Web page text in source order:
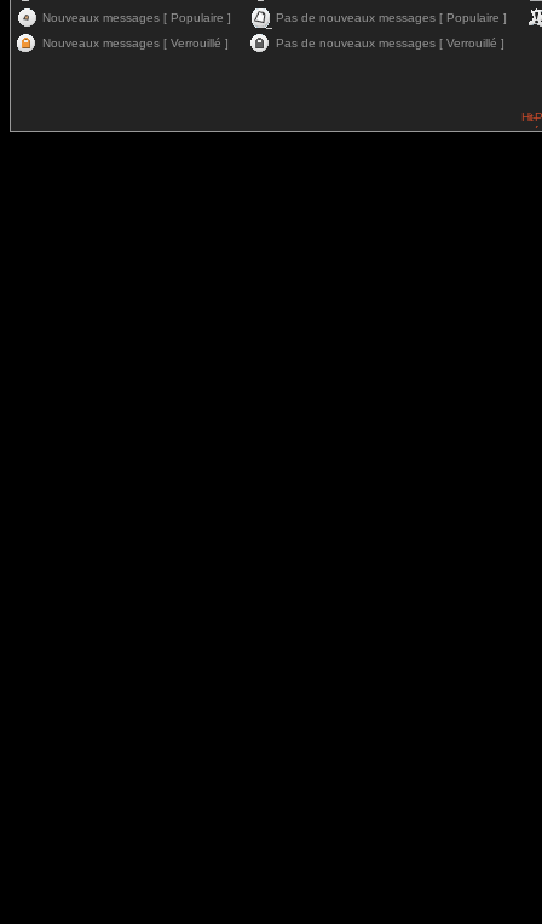
Nouveaux messages [ Populaire ]
Pas de nouveaux messages [ Populaire ]
Nouveaux messages [ Verrouillé ]
Pas de nouveaux messages [ Verrouillé ]